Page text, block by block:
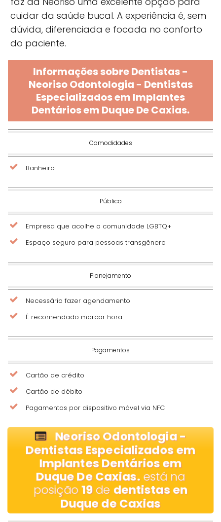
cuidar da saúde bucal. A experiência é, sem
dúvida, diferenciada e focada no conforto
do paciente.
Informações sobre Dentistas -
Neoriso Odontologia - Dentistas
Especializados em Implantes
Dentários em Duque De Caxias.
Comodidades
Banheiro
Público
Empresa que acolhe a comunidade LGBTQ+
Espaço seguro para pessoas transgênero
Planejamento
Necessário fazer agendamento
É recomendado marcar hora
Pagamentos
Cartão de crédito
Cartão de débito
Pagamentos por dispositivo móvel via NFC
Neoriso Odontologia -
Dentistas Especializados em
Implantes Dentários em
Duque De Caxias.está na
posição19de dentistas en
Duque de Caxias